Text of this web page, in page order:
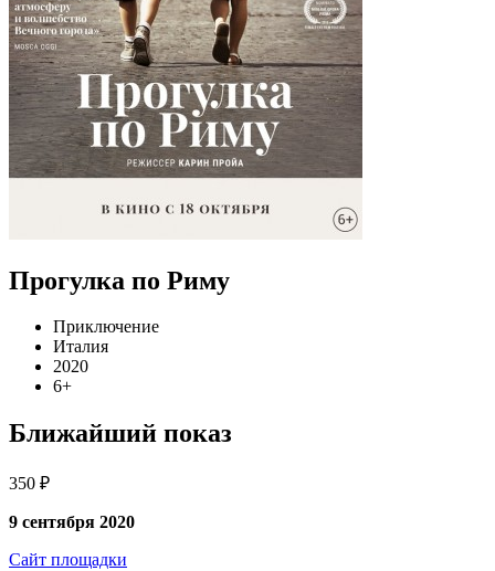
Прогулка по Риму
Приключение
Италия
2020
6+
Ближайший показ
350 ₽
9 сентября 2020
Сайт площадки